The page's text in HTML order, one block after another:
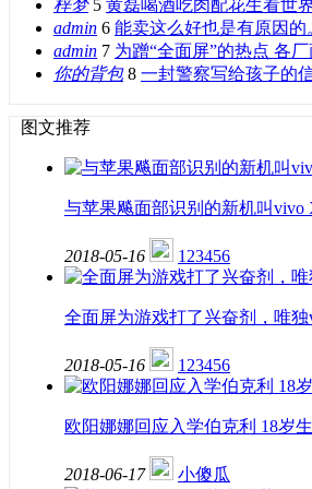
梓梦 5 黄磊喝酒吃肉配花生看世
admin 6 能卖这么好也是有原因的
admin 7 为蹭“全面屏”的热点 各厂
你的背包 8 一封警察写给孩子的
图文推荐
与苹果飚面部识别的新机叫vivo
2018-05-16 123456
全面屏为游戏打了兴奋剂，唯独
2018-05-16 123456
欧阳娜娜回应入学伯克利 18岁
2018-06-17 小傻瓜